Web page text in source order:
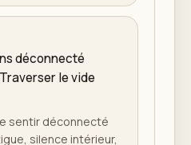
déconnecté
le vide
sentir déconnecté
silence intérieur,